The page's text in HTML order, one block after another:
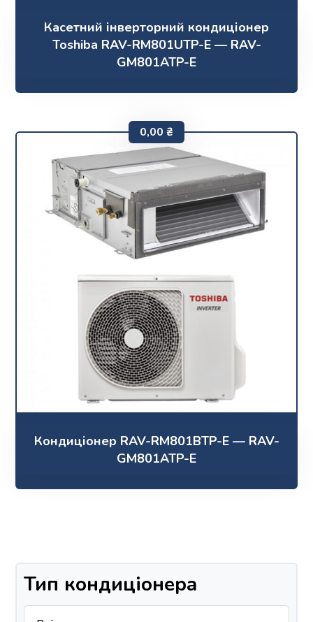
Касетний інверторний кондиціонер
Toshiba RAV-RM801UTP-E — RAV-
GM801ATP-E
Кондиціонер RAV-RM801BTP-E — RAV-
GM801ATP-E
0,00 ₴
Тип кондиціонера